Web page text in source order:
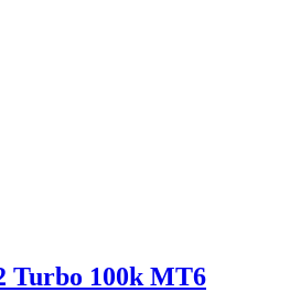
Turbo 100k MT6